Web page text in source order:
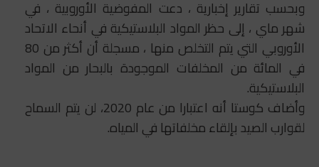
وبحسب تقارير إخبارية ، دعت المفوضية الأوروبية ، في
شهر ماي ، إلى حظر المواد البلاستيكية في أنحاء الاتحاد
الأوروبي التي يتم التخلص منها ، مسجلة أن أكثر من 80
في المائة من المخلفات الموجودة بالبحار من المواد
البلاستيكية.
وأضاف كوستا أنه اعتبارا من عام 2020، لن يتم السماح
لقوارب الصيد بإلقاء مخلفاتها في المياه.